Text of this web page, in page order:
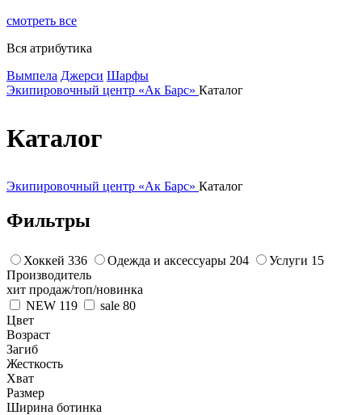
смотреть все
Вся атрибутика
Вымпела Джерси Шарфы
Экипировочный центр «Ак Барс» Каталог
Каталог
Экипировочный центр «Ак Барс» Каталог
Фильтры
Хоккей 336 Одежда и аксессуары 204 Услуги 15
Производитель
хит продаж/топ/новинка
NEW 119 sale 80
Цвет
Возраст
Загиб
Жесткость
Хват
Размер
Ширина ботинка